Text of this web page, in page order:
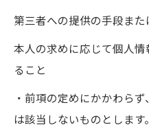
第三者への提供の手段また
本人の求めに応じて個人
ること
・前項の定めにかかわら
は該当しないものとします。